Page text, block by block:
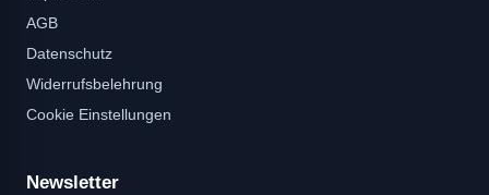
AGB
Datenschutz
Widerrufsbelehrung
Cookie Einstellungen
Newsletter